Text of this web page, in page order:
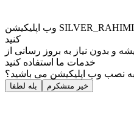
وب ‌اپلیکیشن SILVER_RAHIMI925 را به صفحه اصلی خود اضافه
کنید
و بدون نیاز به بروز ‌رسانی از
خدمات ما استفاده کنید
به نصب وب اپلیکیشن می باشید؟
بله لطفا خیر متشکرم